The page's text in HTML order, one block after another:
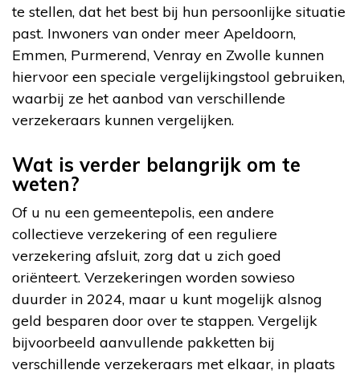
te stellen, dat het best bij hun persoonlijke situatie
past. Inwoners van onder meer Apeldoorn,
Emmen, Purmerend, Venray en Zwolle kunnen
hiervoor een speciale vergelijkingstool gebruiken,
waarbij ze het aanbod van verschillende
verzekeraars kunnen vergelijken.
Wat is verder belangrijk om te
weten?
Of u nu een gemeentepolis, een andere
collectieve verzekering of een reguliere
verzekering afsluit, zorg dat u zich goed
oriënteert. Verzekeringen worden sowieso
duurder in 2024, maar u kunt mogelijk alsnog
geld besparen door over te stappen. Vergelijk
bijvoorbeeld aanvullende pakketten bij
verschillende verzekeraars met elkaar, in plaats